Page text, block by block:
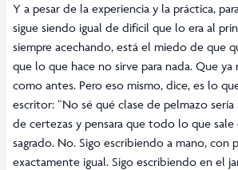
Y a pesar de la experiencia y la práctica,
sigue siendo igual de difícil que lo era al
siempre acechando, está el miedo de que
que lo que hace no sirve para nada. Que
como antes. Pero eso mismo, dice, es lo
escritor: “No sé qué clase de pelmazo
de certezas y pensara que todo lo que sale
sagrado. No. Sigo escribiendo a mano, con
exactamente igual. Sigo escribiendo en el